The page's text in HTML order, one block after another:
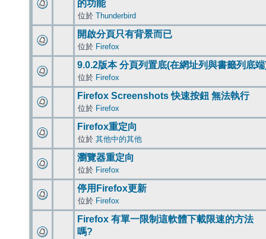
的功能
位於 Thunderbird
開啟分頁只有背景而已
位於 Firefox
9.0.2版本 分頁列置底(在網址列與書籤列底
位於 Firefox
Firefox Screenshots 快速按鈕 無法執行
位於 Firefox
Firefox重定向
位於 其他中的其他
瀏覽器重定向
位於 Firefox
停用Firefox更新
位於 Firefox
Firefox 有單一限制這軟體下載限速的方法
嗎?